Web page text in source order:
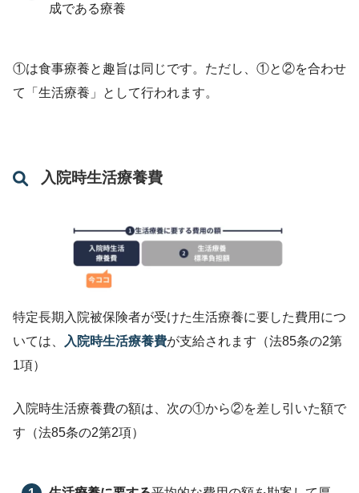
に係る生活療養の実施上の留意事項について
次の②以外の食事療養を行う場合 556円
成である療養
①は食事療養と趣旨は同じです。ただし、①と②を合わせ
て「生活療養」として行われます。
入院時生活療養費
特定長期入院被保険者が受けた生活療養に要した費用につ
いては、
入院時生活療養費が支給されます（法85条の2第
1項）
入院時生活療養費の額は、次の①から②を差し引いた額で
す（法85条の2第2項）